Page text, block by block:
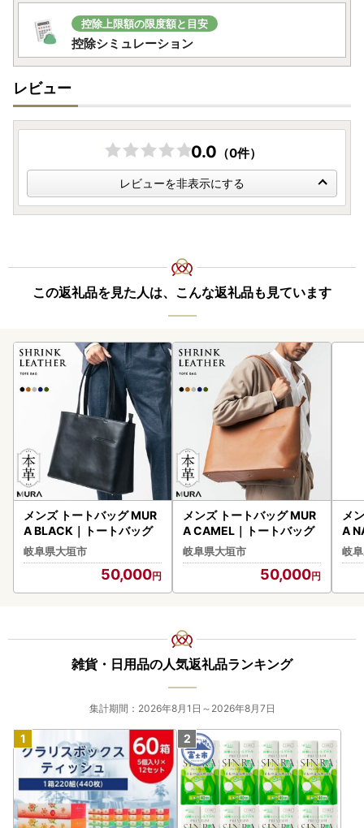
控除上限額の限度額と目安
控除シミュレーション
レビュー
0.0 （0件）
レビューを非表示にする
この返礼品を見た人は、こんな返礼品も見ています
メンズ トートバッグ MUR
A BLACK｜トートバッグ
岐阜県大垣市
50,000
メンズ トートバッグ MUR
A CAMEL｜トートバッグ
岐阜県大垣市
50,000
メ
A
岐
雑貨・日用品の人気返礼品ランキング
集計期間：2026年8月1日～2026年8月7日